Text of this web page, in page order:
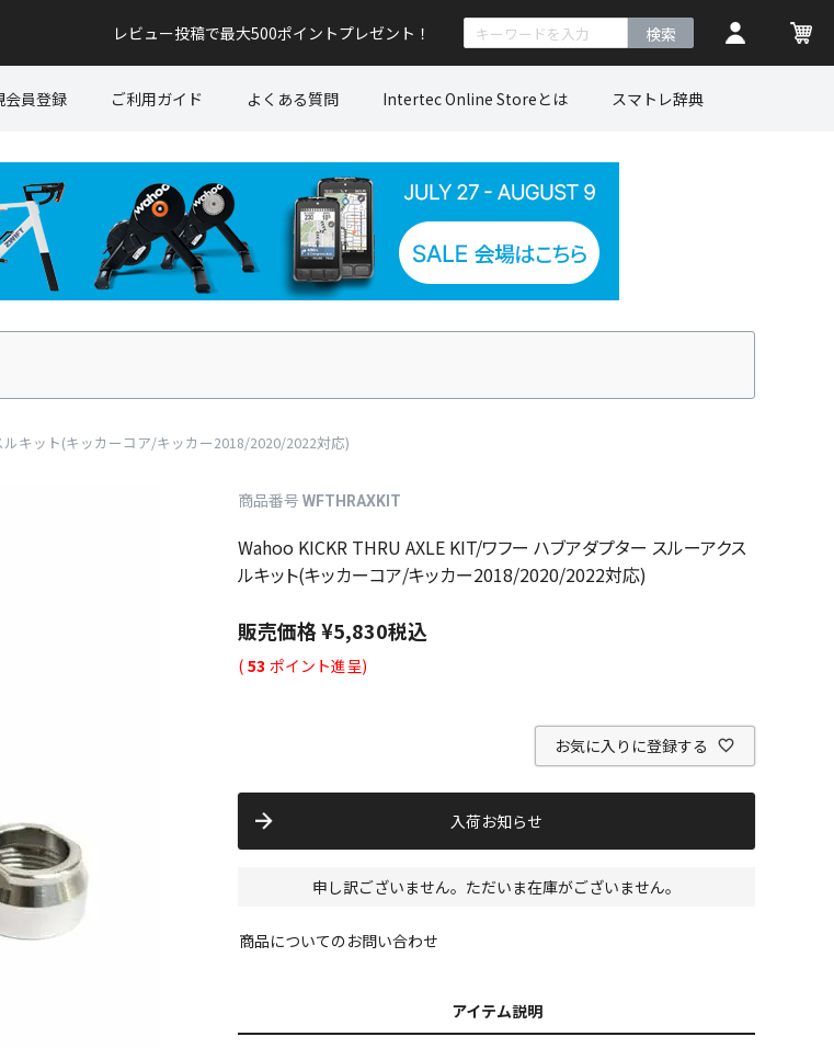
レビュー投稿で最大500ポイントプレゼント！
会員登録 ご利用ガイド よくある質問 Intertec Online Storeとは スマトレ辞典
ルキット(キッカーコア/キッカー2018/2020/2022対応)
商品番号 WFTHRAXKIT
Wahoo KICKR THRU AXLE KIT/ワフー ハブアダプター スルーアクス
ルキット(キッカーコア/キッカー2018/2020/2022対応)
販売価格¥5,830税込
( 53 ポイント進呈)
お気に入りに登録する
入荷お知らせ
申し訳ございません。ただいま在庫がございません。
商品についてのお問い合わせ
アイテム説明